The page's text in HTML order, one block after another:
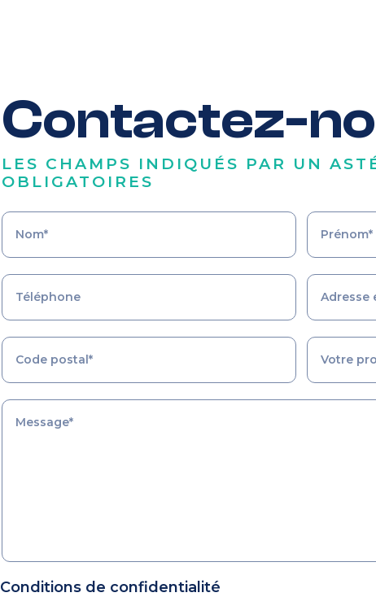
Contactez-
LES CHAMPS INDIQUÉS PAR UN
OBLIGATOIRES
Conditions de confidentialité